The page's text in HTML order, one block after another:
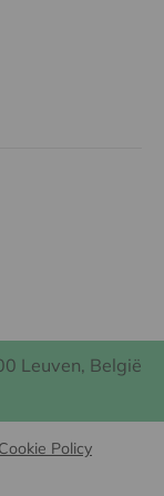
Leuven, België
Cookie Policy